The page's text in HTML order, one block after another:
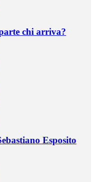
chi arriva?
Esposito